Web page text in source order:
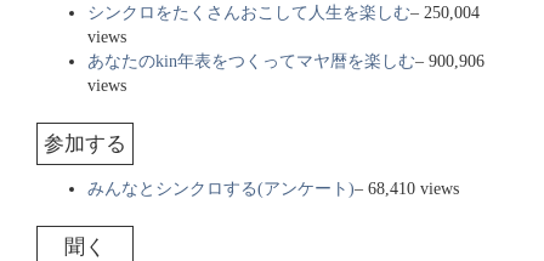
シンクロをたくさんおこして人生を楽しむ– 250,004
views
あなたのkin年表をつくってマヤ暦を楽しむ– 900,906
views
参加する
みんなとシンクロする(アンケート)– 68,410 views
聞く